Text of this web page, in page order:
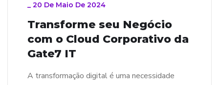
_ 20 De Maio De 2024
Transforme seu Negócio
com o Cloud Corporativo da
Gate7 IT
A transformação digital é uma necessidade